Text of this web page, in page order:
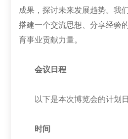
成果，探讨未来发展趋势。我
搭建一个交流思想、分享经验
育事业贡献力量。
会议日程
以下是本次博览会的计划日
时